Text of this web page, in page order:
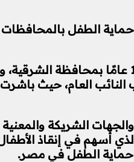
الطفل
كما تضمن التقرير إحباط محاولة لإجراء جريمة تشويه الأعضاء التناسلية للإناث (ختان
العام، حيث باشرت
الشريكة
أسهم في إنقاذ
حماية الطفل في مصر.